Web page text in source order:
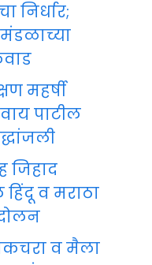
निर्धार;
महर्षी
पाटील
जिहाद
व मराठा
व मैला